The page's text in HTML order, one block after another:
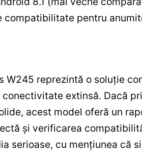
pentru
W245 reprezintă o soluție
extinsă. Dacă
acest model oferă un
și verificarea
serioase, cu mențiunea că